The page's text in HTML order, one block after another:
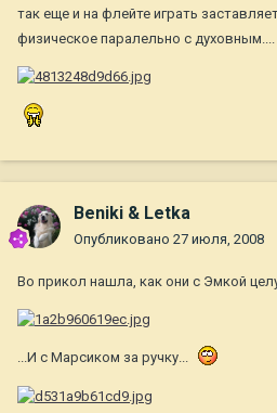
так еще и на флейте играть
физическое паралельно с духовным....
Beniki & Letka
Опубликовано 27 июля, 2008
Во прикол нашла, как они с Эмкой
...И с Марсиком за ручку...